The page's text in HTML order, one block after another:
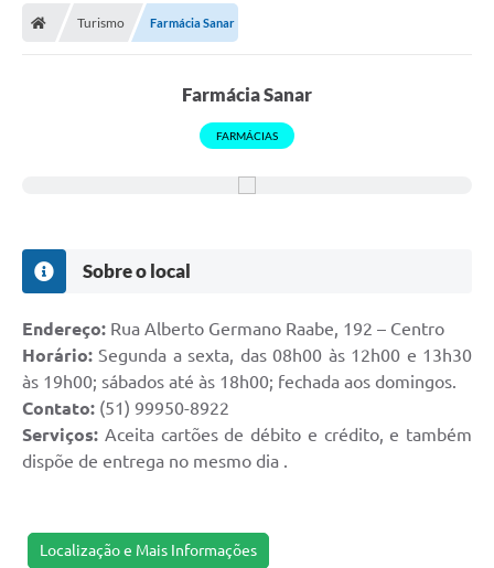
Contato
Licenças Ambientais
Galeria de Fotos
Contratos
Audiências Públicas
Notícias
Turismo Farmácia Sanar
Farmácia Sanar
FARMÁCIAS
Sobre o local
Endereço: Rua Alberto Germano Raabe, 192 – Centro
Horário: Segunda a sexta, das 08h00 às 12h00 e 13h30
às 19h00; sábados até às 18h00; fechada aos domingos.
Contato: (51) 99950-8922
Serviços: Aceita cartões de débito e crédito, e também
dispõe de entrega no mesmo dia .
Localização e Mais Informações